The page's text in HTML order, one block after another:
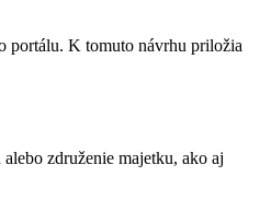
portálu. K tomuto návrhu priložia
združenie majetku, ako aj